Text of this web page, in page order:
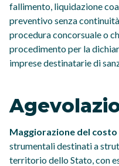
fallimento, liquidazione
preventivo senza
procedura concorsuale o
procedimento per la
imprese destinatarie di
Maggiorazione del
strumentali destinati a
territorio dello Stato, con